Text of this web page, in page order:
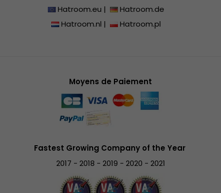
Hatroom.eu |
Hatroom.de
Hatroom.nl | Hatroom.pl
Moyens de Paiement
Fastest Growing Company of the Year
2017 - 2018 - 2019 - 2020 - 2021